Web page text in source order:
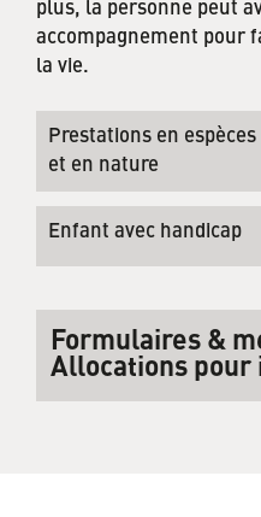
plus, la personne peut
accompagnement pour
la vie.
Prestations en espèces
et en nature
Enfant avec handicap
Formulaires &
Allocations pour